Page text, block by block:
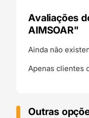
Avaliações
AIMSOAR"
Ainda não
Apenas clientes
Outras